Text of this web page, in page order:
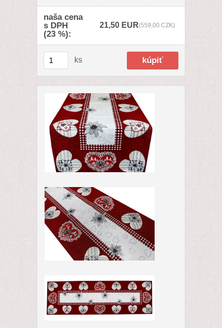
naša cena
s DPH
(23 %):
21,50 EUR(559,00 CZK)
ks